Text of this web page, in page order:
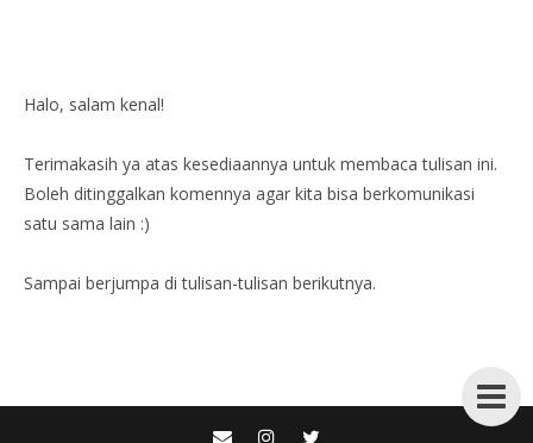
Halo, salam kenal!
Terimakasih ya atas kesediaannya untuk membaca tulisan ini.
Boleh ditinggalkan komennya agar kita bisa berkomunikasi
satu sama lain :)
Sampai berjumpa di tulisan-tulisan berikutnya.